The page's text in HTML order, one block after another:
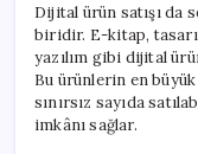
Dijital ürün satışı da
biridir. E-kitap,
yazılım gibi dijital
Bu ürünlerin en
sınırsız sayıda
imkânı sağlar.